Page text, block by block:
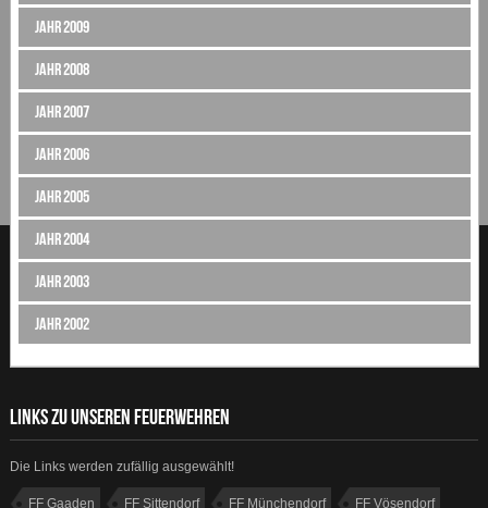
Jahr 2009
Jahr 2008
Jahr 2007
Jahr 2006
Jahr 2005
Jahr 2004
Jahr 2003
Jahr 2002
LINKS ZU UNSEREN FEUERWEHREN
Die Links werden zufällig ausgewählt!
FF Gaaden FF Sittendorf FF Münchendorf FF Vösendorf